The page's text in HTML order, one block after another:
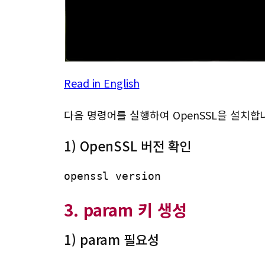
Read in English
다음 명령어를 실행하여 OpenSSL을 설치합
1) OpenSSL 버전 확인
openssl version
3. param 키 생성
1) param 필요성